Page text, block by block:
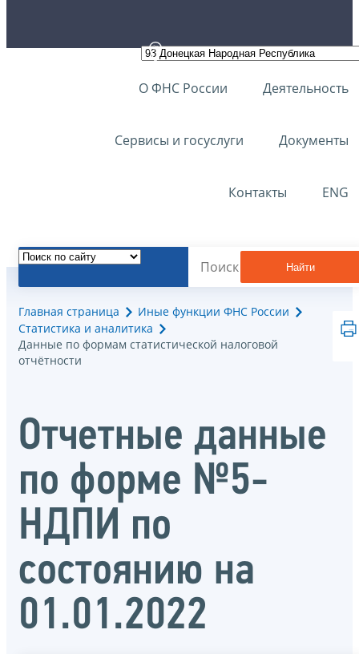
О ФНС России Деятельность
Сервисы и госуслуги Документы
Контакты ENG
Найти
Главная страница
Иные функции ФНС России
Статистика и аналитика
Данные по формам статистической налоговой
отчётности
Отчетные данные
по форме №5-
НДПИ по
состоянию на
01.01.2022